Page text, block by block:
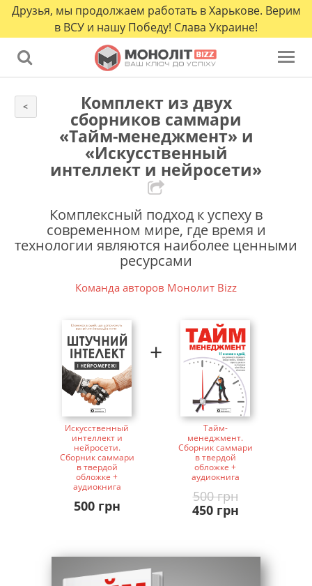
Друзья, мы продолжаем работать в Харькове. Верим
в ВСУ и нашу Победу! Слава Украине!
< Комплект из двух
сборников саммари
«Тайм-менеджмент» и
«Искусственный
интеллект и нейросети»
Комплексный подход к успеху в
современном мире, где время и
технологии являются наиболее ценными
ресурсами
Команда авторов Монолит Bizz
Искусственный
интеллект и
нейросети.
Сборник саммари
в твердой
обложке +
аудиокнига
500 грн
+
Тайм-
менеджмент.
Сборник саммари
в твердой
обложке +
аудиокнига
500 грн
450 грн